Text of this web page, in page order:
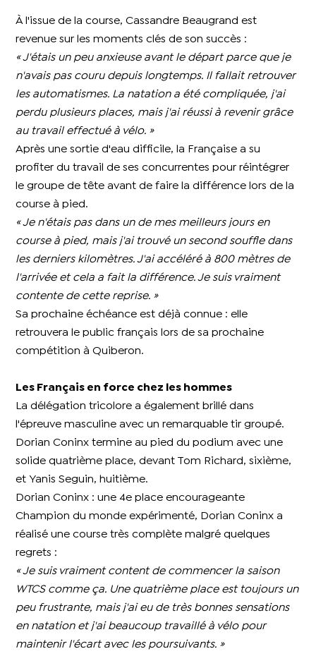
À l'issue de la course, Cassandre Beaugrand est
revenue sur les moments clés de son succès :
« J'étais un peu anxieuse avant le départ parce que je
n'avais pas couru depuis longtemps. Il fallait retrouver
les automatismes. La natation a été compliquée, j'ai
perdu plusieurs places, mais j'ai réussi à revenir grâce
au travail effectué à vélo. »
Après une sortie d'eau difficile, la Française a su
profiter du travail de ses concurrentes pour réintégrer
le groupe de tête avant de faire la différence lors de la
course à pied.
« Je n'étais pas dans un de mes meilleurs jours en
course à pied, mais j'ai trouvé un second souffle dans
les derniers kilomètres. J'ai accéléré à 800 mètres de
l'arrivée et cela a fait la différence. Je suis vraiment
contente de cette reprise. »
Sa prochaine échéance est déjà connue : elle
retrouvera le public français lors de sa prochaine
compétition à Quiberon.
Les Français en force chez les hommes
La délégation tricolore a également brillé dans
l'épreuve masculine avec un remarquable tir groupé.
Dorian Coninx termine au pied du podium avec une
solide quatrième place, devant Tom Richard, sixième,
et Yanis Seguin, huitième.
Dorian Coninx : une 4e place encourageante
Champion du monde expérimenté, Dorian Coninx a
réalisé une course très complète malgré quelques
regrets :
« Je suis vraiment content de commencer la saison
WTCS comme ça. Une quatrième place est toujours un
peu frustrante, mais j'ai eu de très bonnes sensations
en natation et j'ai beaucoup travaillé à vélo pour
maintenir l'écart avec les poursuivants. »